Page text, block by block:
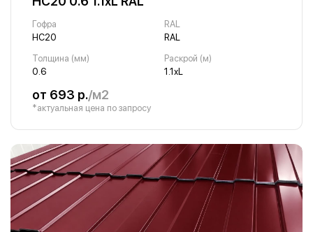
Гофра
НС20
RAL
RAL
Толщина (мм)
0.6
Раскрой (м)
1.1хL
от 693 р./м2
*актуальная цена по запросу